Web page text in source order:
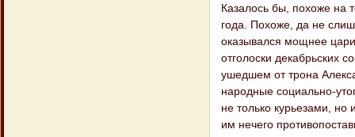
Казалось бы, похоже на
года. Похоже, да не
оказывался мощнее
отголоски декабрьских
ушедшем от трона
народные социально-
не только курьезами,
им нечего